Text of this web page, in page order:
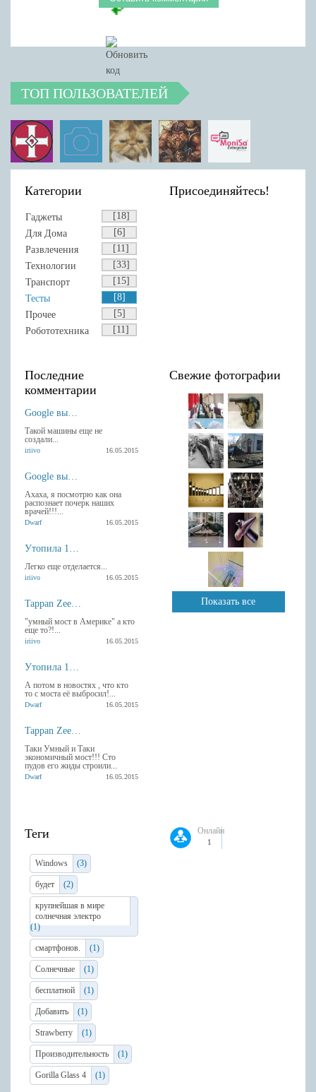
ТОП ПОЛЬЗОВАТЕЛЕЙ
Категории
Гаджеты
[18]
Для Дома
[6]
Развлечения
[11]
Технологии
[33]
Транспорт
[15]
Тесты
[8]
Прочее
[5]
Робототехника
[11]
Присоединяйтесь!
Последние
комментарии
Google выпустила Android-клавиатуру с рукописным вводом.
Такой машины еще не
создали...
iriivo 16.05.2015
Google выпустила Android-клавиатуру с рукописным вводом.
Ахаха, я посмотрю как она
распознает почерк наших
врачей!!!...
Dwarf 16.05.2015
Утопила 13 гаджетов Apple
Легко еще отделается...
iriivo 16.05.2015
Tappan Zee умный мост в Америке
"умный мост в Америке" а кто
еще то?!...
iriivo 16.05.2015
Утопила 13 гаджетов Apple
А потом в новостях , что кто
то с моста её выбросил!...
Dwarf 16.05.2015
Tappan Zee умный мост в Америке
Таки Умный и Таки
экономичный мост!!! Сто
пудов его жиды строили...
Dwarf 16.05.2015
Свежие фотографии
Показать все
Теги
Windows (3)
будет (2)
крупнейшая в мире
солнечная электро
(1)
смартфонов. (1)
Солнечные (1)
бесплатной (1)
Добавить (1)
Strawberry (1)
Производительность (1)
Gorilla Glass 4 (1)
Онлайн
1